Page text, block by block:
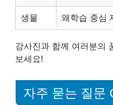
생물 왜학습 중심
강사진과 함께 여러분의
보세요!
자주 묻는 질문